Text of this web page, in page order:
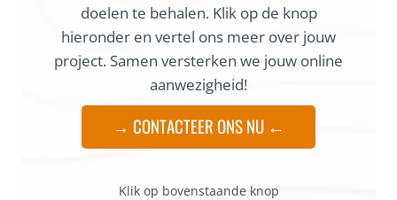
doelen te behalen. Klik op de knop
hieronder en vertel ons meer over jouw
project. Samen versterken we jouw online
aanwezigheid!
→ CONTACTEER ONS NU ←
Klik op bovenstaande knop